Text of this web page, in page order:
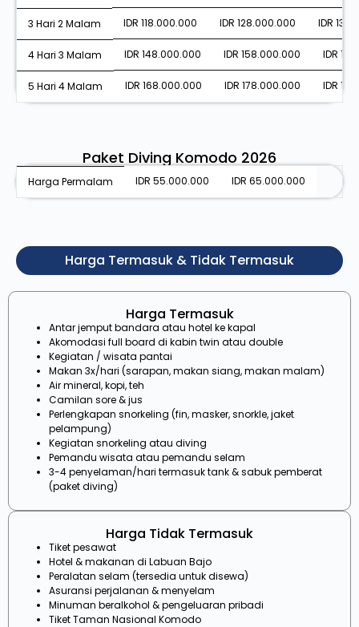
3 Hari 2 Malam IDR 118.000.000 IDR 128.000.000 IDR
4 Hari 3 Malam IDR 148.000.000 IDR 158.000.000 IDR
5 Hari 4 Malam IDR 168.000.000 IDR 178.000.000 IDR
Paket Diving Komodo 2026
Harga Permalam IDR 55.000.000 IDR 65.000.000
Harga Termasuk & Tidak Termasuk
Harga Termasuk
Antar jemput bandara atau hotel ke kapal
Akomodasi full board di kabin twin atau double
Kegiatan / wisata pantai
Makan 3x/hari (sarapan, makan siang, makan malam)
Air mineral, kopi, teh
Camilan sore & jus
Perlengkapan snorkeling (fin, masker, snorkle, jaket
pelampung)
Kegiatan snorkeling atau diving
Pemandu wisata atau pemandu selam
3-4 penyelaman/hari termasuk tank & sabuk pemberat
(paket diving)
Harga Tidak Termasuk
Tiket pesawat
Hotel & makanan di Labuan Bajo
Peralatan selam (tersedia untuk disewa)
Asuransi perjalanan & menyelam
Minuman beralkohol & pengeluaran pribadi
Tiket Taman Nasional Komodo